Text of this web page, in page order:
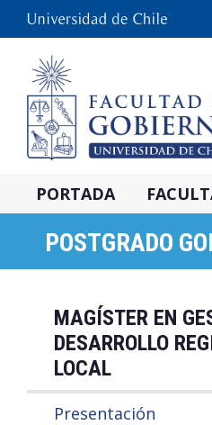
PORTADA
POSTGRADO
MAGÍSTER EN
DESARROLLO
LOCAL
Presentación